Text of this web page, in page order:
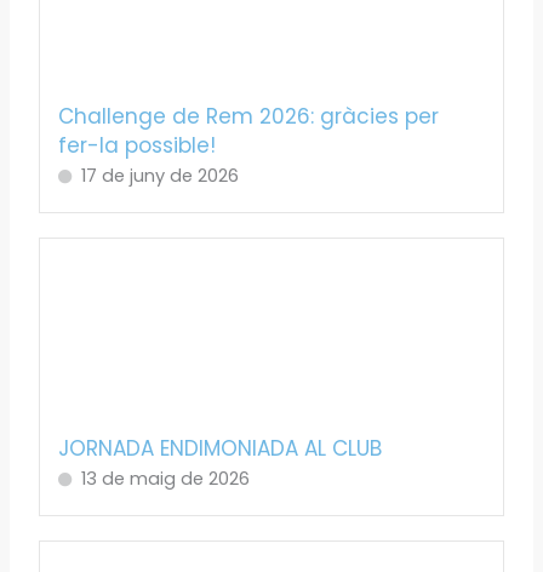
Challenge de Rem 2026: gràcies per
fer-la possible!
17 de juny de 2026
JORNADA ENDIMONIADA AL CLUB
13 de maig de 2026